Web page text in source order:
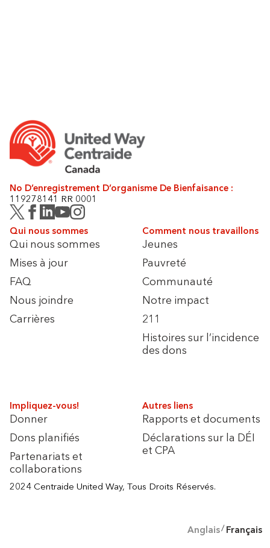
No D’enregistrement D’organisme De Bienfaisance :
119278141 RR 0001
Qui nous sommes
Qui nous sommes
Mises à jour
FAQ
Nous joindre
Carrières
Comment nous travaillons
Jeunes
Pauvreté
Communauté
Notre impact
211
Histoires sur l’incidence
des dons
Impliquez-vous!
Donner
Dons planifiés
Partenariats et
collaborations
Autres liens
Rapports et documents
Déclarations sur la DÉI
et CPA
2024 Centraide United Way, Tous Droits Réservés.
Anglais Français